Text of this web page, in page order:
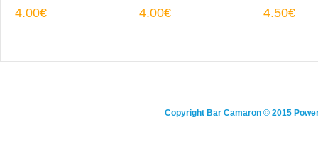
4.00€ 4.00€ 4.50€
Copyright Bar Camaron© 2015